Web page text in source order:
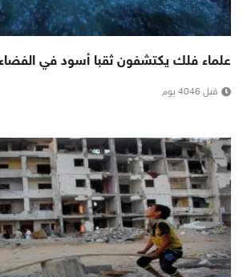
علماء فلك يكتشفون ثقبا أسود في الفضاء
قبل 4046 يوم